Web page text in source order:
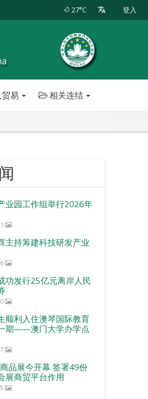
27°C 登入
易 相关连结
业园工作组举行2026年
主持筹建科技研发产业
功发行25亿元离岸人民
顺利入住澳琴国际教育
期——澳门大学办学点
品展今开幕 签署49份
展商贸平台作用